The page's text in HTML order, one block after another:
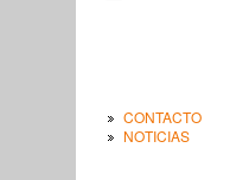
CONTACTO
NOTICIAS